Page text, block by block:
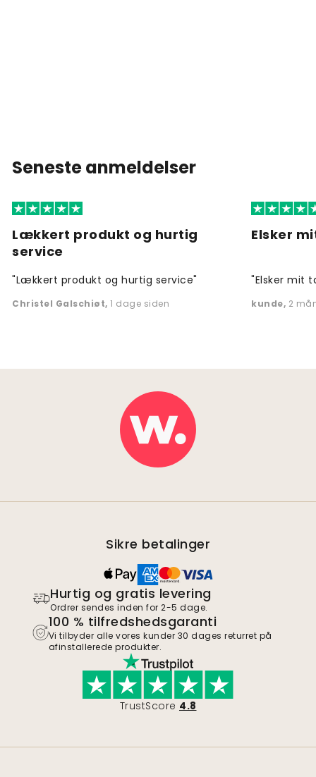
Seneste anmeldelser
Lækkert produkt og hurtig
service
"Lækkert produkt og hurtig service"
Christel Galschiøt, 1 dage siden
Elsker
"Elsker mit
kunde, 2
Sikre betalinger
Hurtig og gratis levering
Ordrer sendes inden for 2-5 dage.
100 % tilfredshedsgaranti
Vi tilbyder alle vores kunder 30 dages returret på
afinstallerede produkter.
TrustScore 4.8